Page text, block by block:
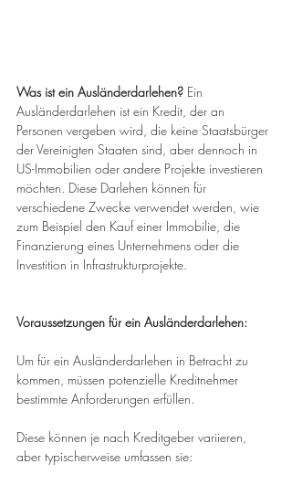
Was ist ein Ausländerdarlehen? Ein
Ausländerdarlehen ist ein Kredit, der an
Personen vergeben wird, die keine Staatsbürger
der Vereinigten Staaten sind, aber dennoch in
US-Immobilien oder andere Projekte investieren
möchten. Diese Darlehen können für
verschiedene Zwecke verwendet werden, wie
zum Beispiel den Kauf einer Immobilie, die
Finanzierung eines Unternehmens oder die
Investition in Infrastrukturprojekte.
Voraussetzungen für ein Ausländerdarlehen:
Um für ein Ausländerdarlehen in Betracht zu
kommen, müssen potenzielle Kreditnehmer
bestimmte Anforderungen erfüllen.
Diese können je nach Kreditgeber variieren,
aber typischerweise umfassen sie: